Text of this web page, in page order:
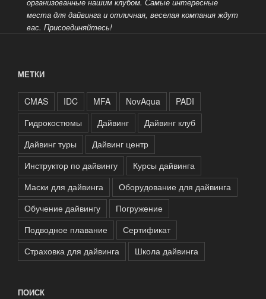
места для дайвинга и отличная, веселая компания ждут
вас. Присоединяйтесь!
МЕТКИ
CMAS IDC MFA NovAqua
PADI
Гидрокостюмы
Дайвинг
Дайвинг клуб
Дайвинг туры
Дайвинг центр
Инструктор по дайвингу
Курсы дайвинга
Маски для дайвинга
Оборудование для дайвинга
Обучение дайвингу
Погружение
Подводное плавание
Сертификат
Страховка для дайвинга
Школа дайвинга
ПОИСК